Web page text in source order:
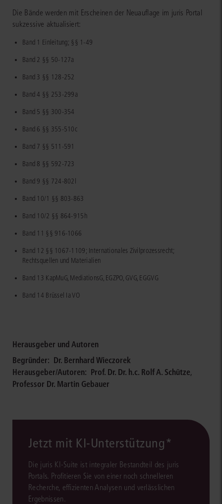
Die Bände werden mit Erscheinen der Neuauflage im juris Portal
sukzessive aktualisiert:
Band 1 Einleitung; §§ 1-49
Band 2 §§ 50-127a
Band 3 §§ 128-252
Band 4 §§ 253-299a
Band 5 §§ 300-354
Band 6 §§ 355-510c
Band 7 §§ 511-591
Band 8 §§ 592-723
Band 9 §§ 724-802l
Band 10/1 §§ 803-863
Band 10/2 §§ 864-915h
Band 11 §§ 916-1066
Band 12 §§ 1067-1109; Internationales Zivilprozessrecht;
Rechtsquellen und Materialien
Band 13 KapMuG, MediationsG, EGZPO, GVG, EGGVG
Band 14 Brüssel Ia VO
Herausgeber und Autoren
Begründer: Dr. Bernhard Wieczorek
Herausgeber/Autoren: Prof. Dr. Dr. h.c. Rolf A. Schütze,
Professor Dr. Martin Gebauer
Jetzt mit KI-Unterstützung*
Die juris KI-Suite ist integraler Bestandteil des juris
Portals. Profitieren Sie von einer noch schnelleren
Recherche, effizienten Analysen und verlässlichen
Ergebnissen.